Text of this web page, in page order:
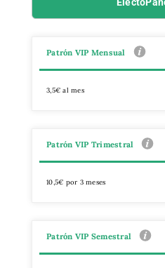
Patrón VIP Mensual
3,5€ al mes
Patrón VIP Trimestral
10,5€ por 3 meses
Patrón VIP Semestral